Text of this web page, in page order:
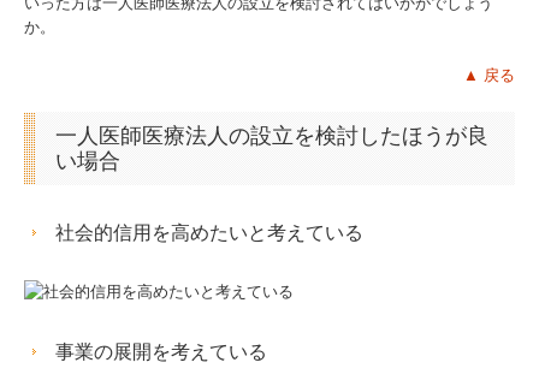
お問合せ
か。
▲ 戻る
一人医師医療法人の設立を検討したほうが良
い場合
社会的信用を高めたいと考えている
事業の展開を考えている